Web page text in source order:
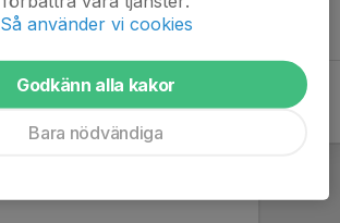
Inget referat skrivet
Så använder vi cookies
Godkänn alla kakor
Bara nödvändiga